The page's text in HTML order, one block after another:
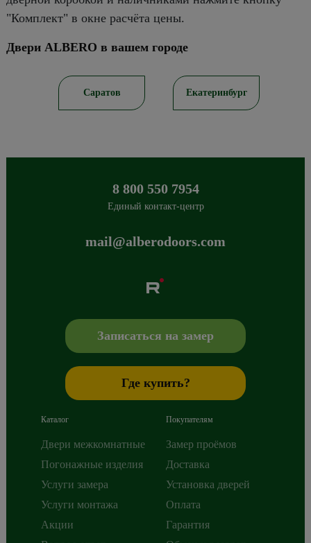
"Комплект" в окне расчёта цены.
Двери ALBERO в вашем городе
Саратов Екатеринбург
8 800 550 7954
Единый контакт-центр
mail@alberodoors.com
+7 800 765 43 42,mail@alberodoors.com
Записаться на замер
Где купить?
Каталог
Двери межкомнатные
Погонажные изделия
Услуги замера
Услуги монтажа
Акции
Покупателям
Замер проёмов
Доставка
Установка дверей
Оплата
Гарантия